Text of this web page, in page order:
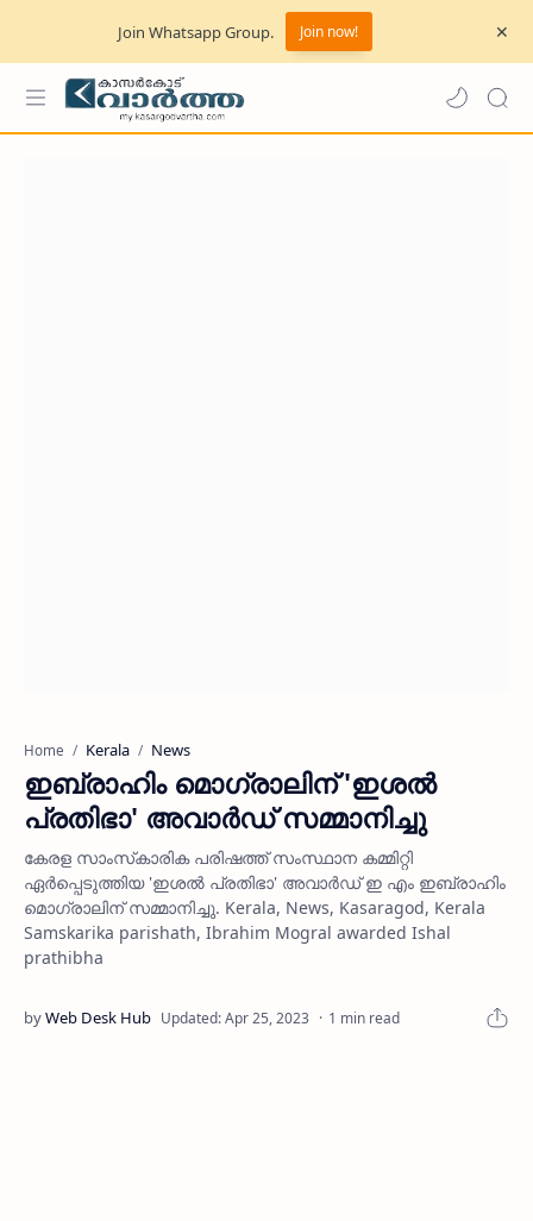
Join Whatsapp Group. Join now!
Home Kerala News
ഇബ്രാഹിം മൊഗ്രാലിന് 'ഇശല്‍
പ്രതിഭാ' അവാര്‍ഡ് സമ്മാനിച്ചു
കേരള സാംസ്‌കാരിക പരിഷത്ത് സംസ്ഥാന കമ്മിറ്റി
ഏര്‍പ്പെടുത്തിയ 'ഇശല്‍ പ്രതിഭാ' അവാര്‍ഡ് ഇ എം ഇബ്രാഹിം
മൊഗ്രാലിന് സമ്മാനിച്ചു. Kerala, News, Kasaragod, Kerala
Samskarika parishath, Ibrahim Mogral awarded Ishal
prathibha
1 min read